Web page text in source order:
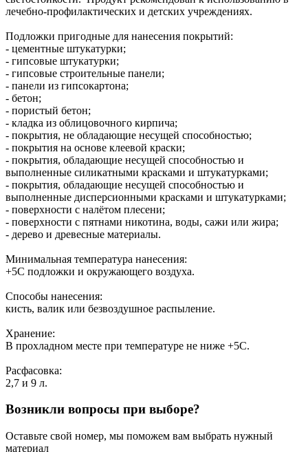
лечебно-профилактических и детских учреждениях.
Подложки пригодные для нанесения покрытий:
- цементные штукатурки;
- гипсовые штукатурки;
- гипсовые строительные панели;
- панели из гипсокартона;
- бетон;
- пористый бетон;
- кладка из облицовочного кирпича;
- покрытия, не обладающие несущей способностью;
- покрытия на основе клеевой краски;
- покрытия, обладающие несущей способностью и
выполненные силикатными красками и штукатурками;
- покрытия, обладающие несущей способностью и
выполненные дисперсионными красками и штукатурками;
- поверхности с налётом плесени;
- поверхности с пятнами никотина, воды, сажи или жира;
- дерево и древесные материалы.
Минимальная температура нанесения:
+5С подложки и окружающего воздуха.
Способы нанесения:
кисть, валик или безвоздушное распыление.
Хранение:
В прохладном месте при температуре не ниже +5С.
Расфасовка:
2,7 и 9 л.
Возникли вопросы при выборе?
Оставьте свой номер, мы поможем вам выбрать нужный
материал